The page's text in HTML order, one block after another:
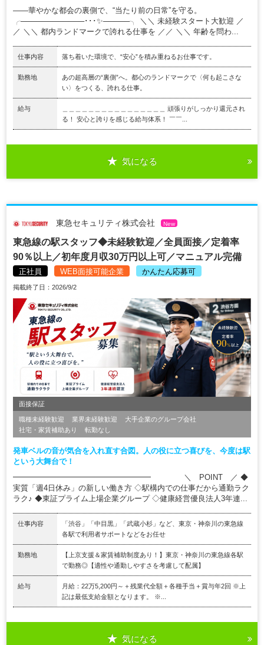
――華やかな都会の裏側で、“当たり前の日常”を守る。
╭────────────･･･✨─────╮ ＼＼ 未経験スタート大歓迎 ／
／ ＼＼ 都内ランドマークで誇れる仕事を ／／ ＼＼ 年齢を問わ...
仕事内容 落ち着いた環境で、“安心”を積み重ねるお仕事です。
勤務地
あの超高層の“裏側”へ。都心のランドマークで〈何も起こさな
い〉をつくる、誇れる仕事。
給与
＿＿＿＿＿＿＿＿＿＿＿＿＿＿＿＿ 頑張りがしっかり還元され
る！ 安心と誇りを感じる給与体系！ ￣￣...
気になる
東急セキュリティ株式会社 New
東急線の駅スタッフ◆未経験歓迎／全員面接／定着率
90％以上／初年度月収30万円以上可／マニュアル完備
正社員 WEB面接可能企業 かんたん応募可
掲載終了日：2026/9/2
面接保証
職種未経験歓迎 業界未経験歓迎
大手企業のグループ会社
社宅・家賃補助あり
転勤なし
発車ベルの音が気合を入れ直す合図。人の役に立つ喜びを、今度は駅
という大舞台で！
━━━━━━━━━━━━━━━━━━ ＼ POINT ／ ◆
実質「週4日休み」の新しい働き方 ◇駅構内での仕事だから通勤ラク
ラク♪ ◆東証プライム上場企業グループ ◇健康経営優良法人3年連...
仕事内容
「渋谷」「中目黒」「武蔵小杉」など、東京・神奈川の東急線
各駅で利用者サポートなどをお任せ
勤務地
【上京支援＆家賃補助制度あり！】東京・神奈川の東急線各駅
で勤務◎【適性や通勤しやすさを考慮して配属】
給与
月給：22万5,200円～＋残業代全額＋各種手当＋賞与年2回 ※上
記は最低支給金額となります。 ※...
気になる